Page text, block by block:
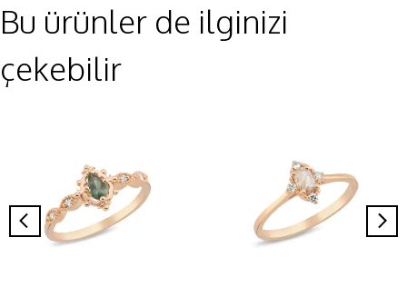
Bu ürünler de ilginizi
çekebilir